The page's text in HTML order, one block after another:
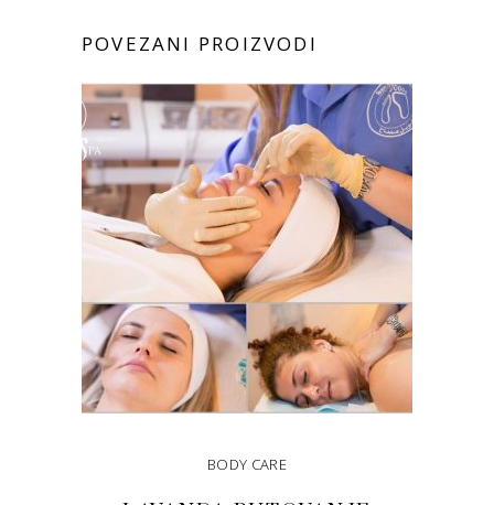
POVEZANI PROIZVODI
BODY CARE